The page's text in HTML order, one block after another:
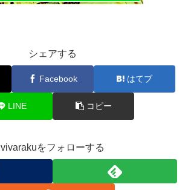
シェアする
Facebook はてブ
LINE コピー
vivarakuをフォローする